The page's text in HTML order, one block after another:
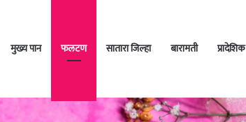
मुख्य पान फलटण सातारा जिल्हा बारामती प्रादेशिक